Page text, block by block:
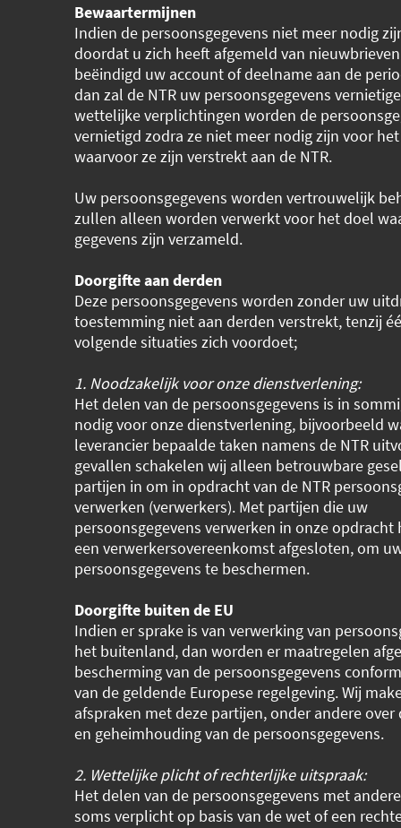
Bewaartermijnen
Indien de persoonsgegevens niet meer nodig
doordat u zich heeft afgemeld van
beëindigd uw account of deelname aan de
dan zal de NTR uw persoonsgegevens
wettelijke verplichtingen worden de
vernietigd zodra ze niet meer nodig zijn voor
waarvoor ze zijn verstrekt aan de NTR.
Uw persoonsgegevens worden vertrouwelijk
zullen alleen worden verwerkt voor het doel
gegevens zijn verzameld.
Doorgifte aan derden
Deze persoonsgegevens worden zonder uw
toestemming niet aan derden verstrekt, tenzij
volgende situaties zich voordoet;
1. Noodzakelijk voor onze dienstverlening:
Het delen van de persoonsgegevens is in
nodig voor onze dienstverlening, bijvoorbeeld
leverancier bepaalde taken namens de NTR
gevallen schakelen wij alleen betrouwbare
partijen in om in opdracht van de NTR
verwerken (verwerkers). Met partijen die uw
persoonsgegevens verwerken in onze opdracht
een verwerkersovereenkomst afgesloten, om
persoonsgegevens te beschermen.
Doorgifte buiten de EU
Indien er sprake is van verwerking van
het buitenland, dan worden er maatregelen
bescherming van de persoonsgegevens
van de geldende Europese regelgeving. Wij
afspraken met deze partijen, onder andere over
en geheimhouding van de persoonsgegevens.
2. Wettelijke plicht of rechterlijke uitspraak:
Het delen van de persoonsgegevens met
soms verplicht op basis van de wet of een